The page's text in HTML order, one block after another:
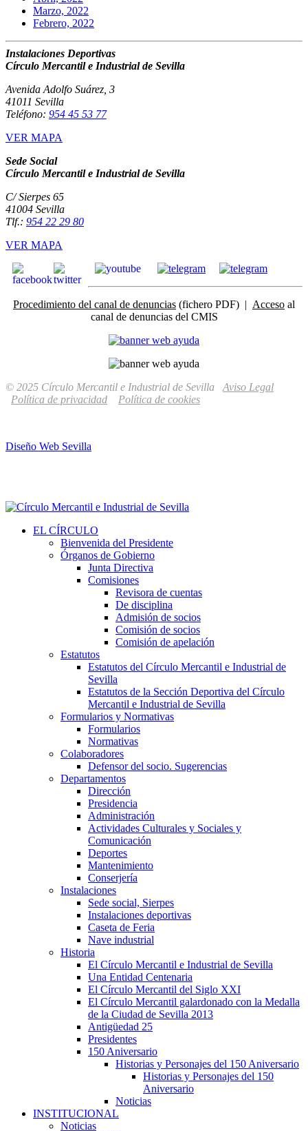
Marzo, 2022
Febrero, 2022
Instalaciones Deportivas
Círculo Mercantil e Industrial de Sevilla
Avenida Adolfo Suárez, 3
41011 Sevilla
Teléfono: 954 45 53 77
VER MAPA
Sede Social
Círculo Mercantil e Industrial de Sevilla
C/ Sierpes 65
41004 Sevilla
Tlf.: 954 22 29 80
VER MAPA
Procedimiento del canal de denuncias (fichero PDF) | Acceso al
canal de denuncias del CMIS
© 2025 Círculo Mercantil e Industrial de Sevilla Aviso Legal
Política de privacidad
Política de cookies
Diseño Web Sevilla
EL CÍRCULO
Bienvenida del Presidente
Órganos de Gobierno
Junta Directiva
Comisiones
Revisora de cuentas
De disciplina
Admisión de socios
Comisión de socios
Comisión de apelación
Estatutos
Estatutos del Círculo Mercantil e Industrial de
Sevilla
Estatutos de la Sección Deportiva del Círculo
Mercantil e Industrial de Sevilla
Formularios y Normativas
Formularios
Normativas
Colaboradores
Defensor del socio. Sugerencias
Departamentos
Dirección
Presidencia
Administración
Actividades Culturales y Sociales y
Comunicación
Deportes
Mantenimiento
Conserjería
Instalaciones
Sede social, Sierpes
Instalaciones deportivas
Caseta de Feria
Nave industrial
Historia
El Círculo Mercantil e Industrial de Sevilla
Una Entidad Centenaria
El Círculo Mercantil del Siglo XXI
El Círculo Mercantil galardonado con la Medalla
de la Ciudad de Sevilla 2013
Antigüedad 25
Presidentes
150 Aniversario
Historias y Personajes del 150 Aniversario
Historias y Personajes del 150
Aniversario
Noticias
INSTITUCIONAL
Noticias